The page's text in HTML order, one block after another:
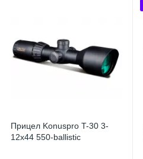
Прицел Konuspro T-30 3-
12x44 550-ballistic